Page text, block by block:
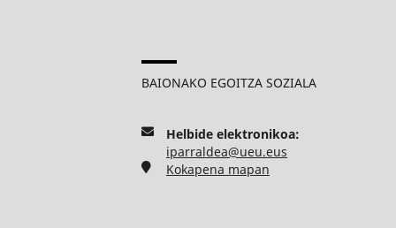
BAIONAKO EGOITZA SOZIALA
Helbide elektronikoa:
iparraldea@ueu.eus
Kokapena mapan